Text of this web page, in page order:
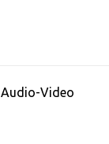
Audio-Video